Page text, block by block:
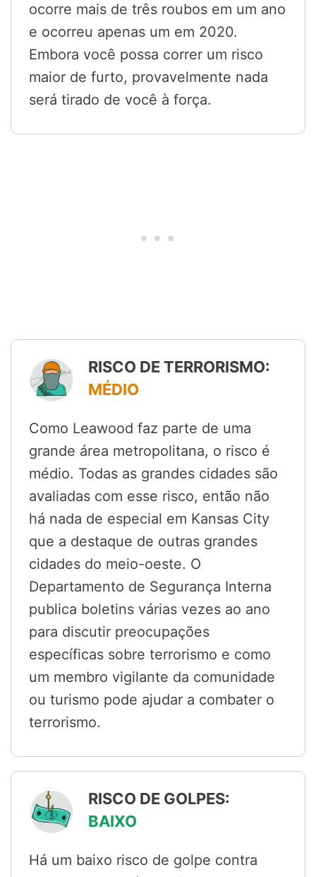
ocorre mais de três roubos em um ano
e ocorreu apenas um em 2020.
Embora você possa correr um risco
maior de furto, provavelmente nada
será tirado de você à força.
RISCO DE TERRORISMO:
MÉDIO
Como Leawood faz parte de uma
grande área metropolitana, o risco é
médio. Todas as grandes cidades são
avaliadas com esse risco, então não
há nada de especial em Kansas City
que a destaque de outras grandes
cidades do meio-oeste. O
Departamento de Segurança Interna
publica boletins várias vezes ao ano
para discutir preocupações
específicas sobre terrorismo e como
um membro vigilante da comunidade
ou turismo pode ajudar a combater o
terrorismo.
RISCO DE GOLPES:
BAIXO
Há um baixo risco de golpe contra